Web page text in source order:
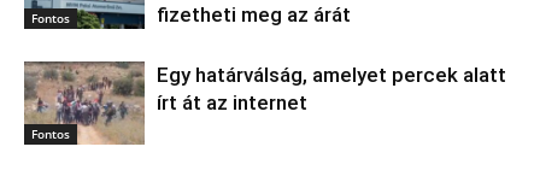
Fontos
fizetheti meg az árát
Fontos
Egy határválság, amelyet percek alatt
írt át az internet